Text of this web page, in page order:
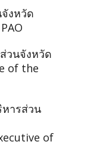
งหวัด
วนจังหวัด
of the
ารส่วน
of